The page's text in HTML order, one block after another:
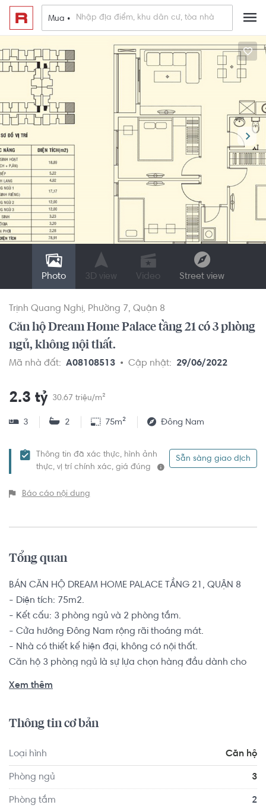
Mua •
Photo 3D view Video Street view
Trịnh Quang Nghị Phường 7 Quận 8
Căn hộ Dream Home Palace tầng 21 có 3 phòng
ngủ, không nội thất.
Mã nhà đất: A08108513 Cập nhật: 29/06/2022
2.3 tỷ 30.67 triệu/m²
3 2 75m² Đông Nam
Thông tin đã xác thực, hình ảnh
thực, vị trí chính xác, giá đúng
Sẵn sàng giao dịch
Báo cáo nội dung
Tổng quan
BÁN CĂN HỘ DREAM HOME PALACE TẦNG 21, QUẬN 8
- Diện tích: 75m2.
- Kết cấu: 3 phòng ngủ và 2 phòng tắm.
- Cửa hướng Đông Nam rộng rãi thoáng mát.
- Nhà có thiết kế hiện đại, không có nội thất.
Căn hộ 3 phòng ngủ là sự lựa chọn hàng đầu dành cho
khu căn hộ và nhiều tiện ích khác biệt, độc đáo, được xây
dựng theo mô hình biệt lập, khép kín với lối thiết kế theo
ninh, tạo nên một cộng đồng cư dân đẳng cấp, mang nét
Xem thêm
Thông tin cơ bản
Loại hình Căn hộ
Phòng ngủ 3
Phòng tắm 2